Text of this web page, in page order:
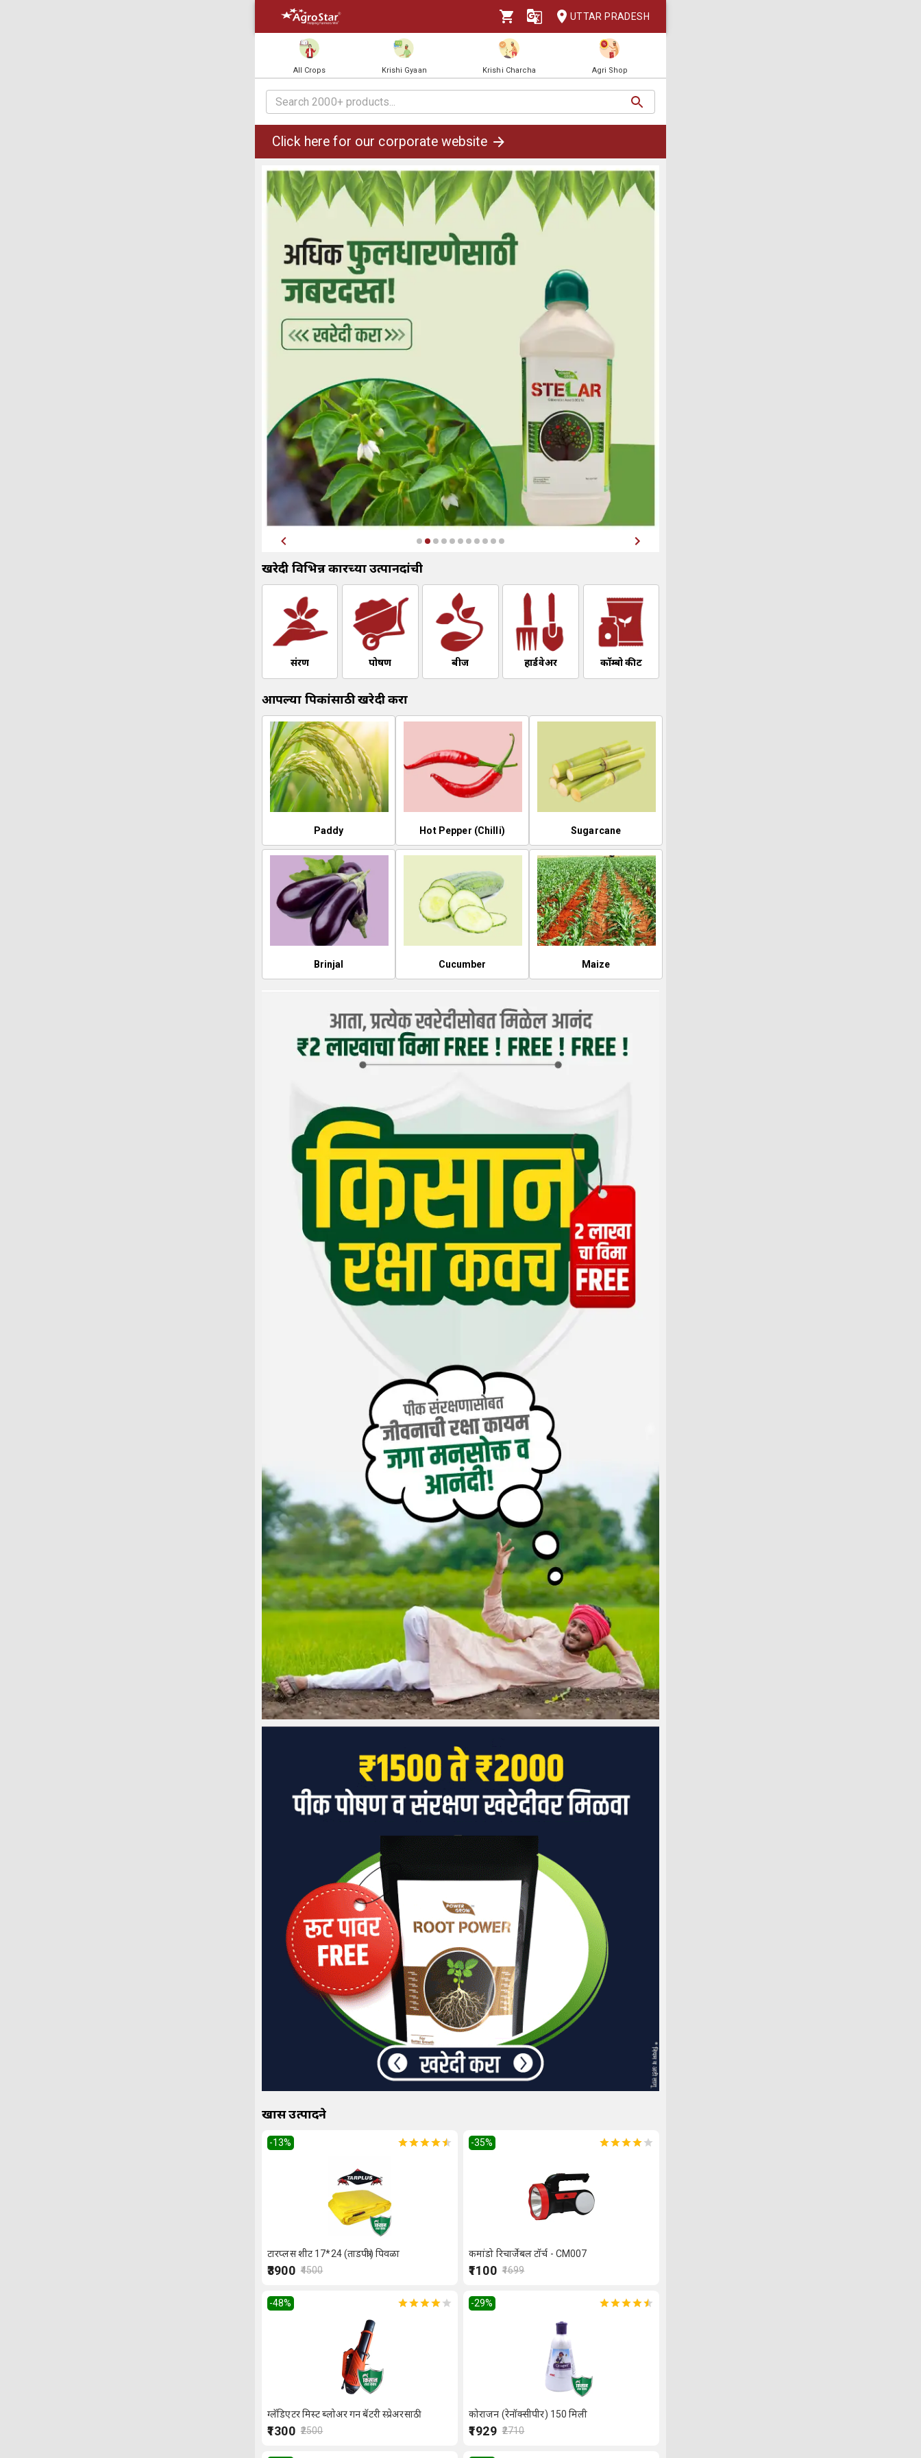
UTTAR PRADESH
All Crops Krishi Gyaan Krishi Charcha Agri Shop
Click here for our corporate website
खरेदी विभिन्न प्रकारच्या उत्पानदांची
संरक्षण पोषण बीज हार्डवेअर काॅम्बो कीट
आपल्या पिकांसाठी खरेदी करा
Paddy Hot Pepper (Chilli) Sugarcane
Brinjal Cucumber Maize
खास उत्पादने
-13%
टारप्लस शीट 17*24 (ताडपत्री) पिवळा
₹3900 ₹4500
-35%
कमांडो रिचार्जेबल टॉर्च - CM007
₹1100 ₹1699
-48%
ग्लॅडिएटर मिस्ट ब्लोअर गन बॅटरी स्प्रेअरसाठी
₹1300 ₹2500
-29%
कोराजन (रेनॉक्सीपीर) 150 मिली
₹1929 ₹2710